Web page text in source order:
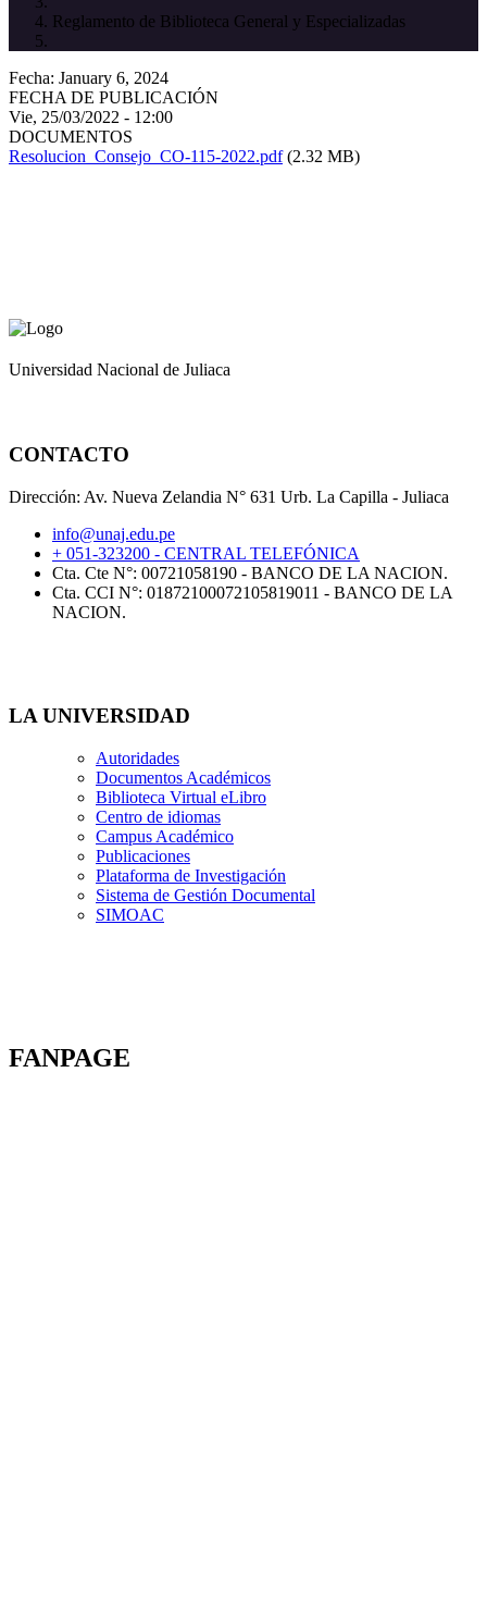
Reglamento de Biblioteca General y Especializadas
Fecha: January 6, 2024
FECHA DE PUBLICACIÓN
Vie, 25/03/2022 - 12:00
DOCUMENTOS
Resolucion_Consejo_CO-115-2022.pdf (2.32 MB)
Universidad Nacional de Juliaca
CONTACTO
Dirección: Av. Nueva Zelandia N° 631 Urb. La Capilla - Juliaca
info@unaj.edu.pe
+ 051-323200 - CENTRAL TELEFÓNICA
Cta. Cte N°: 00721058190 - BANCO DE LA NACION.
Cta. CCI N°: 01872100072105819011 - BANCO DE LA
NACION.
LA UNIVERSIDAD
Autoridades
Documentos Académicos
Biblioteca Virtual eLibro
Centro de idiomas
Campus Académico
Publicaciones
Plataforma de Investigación
Sistema de Gestión Documental
SIMOAC
FANPAGE